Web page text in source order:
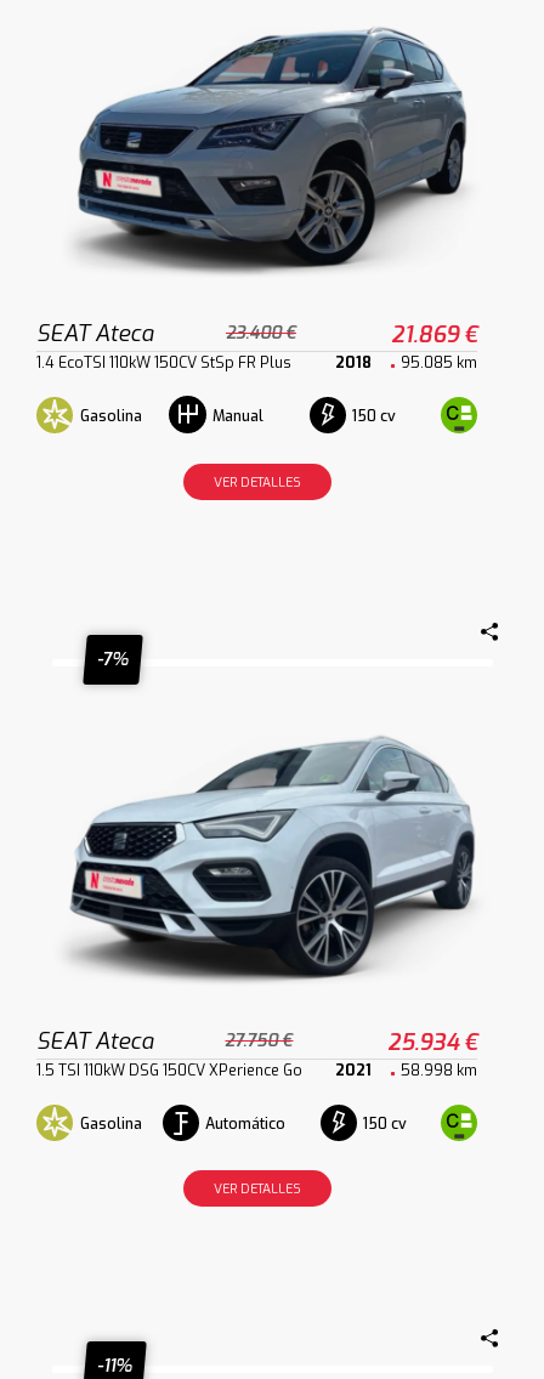
SEAT Ateca 23.400 € 21.869 €
1.4 EcoTSI 110kW 150CV StSp FR Plus 2018 95.085 km
Gasolina Manual 150 cv
VER DETALLES
-7%
SEAT Ateca 27.750 € 25.934 €
1.5 TSI 110kW DSG 150CV XPerience Go 2021 58.998 km
Gasolina Automático 150 cv
VER DETALLES
-11%